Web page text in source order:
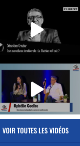
VOIR TOUTES LES VIDÉOS